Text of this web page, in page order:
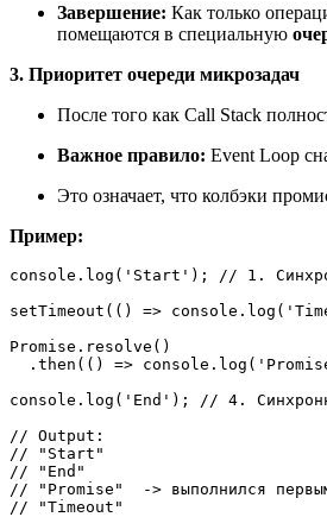
Завершение: Как только
помещаются в специальную
3. Приоритет очереди микрозадач
После того как Call Stack
Важное правило: Event Loop
Это означает, что колбэки
Пример:
console . log ( 'Start' );
// 1.
setTimeout ( () => console . log (
Promise . resolve ()
  .
then ( () => console . log (
console . log ( 'End' );
// 4.
// Output:
// "Start"
// "End"
// "Promise"  -> выполнился
// "Timeout"